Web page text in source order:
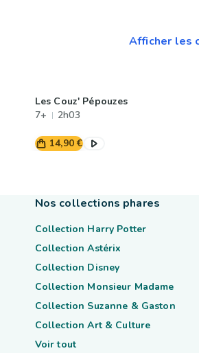
Afficher les
Les Couz' Pépouzes
7+
2h03
14,90 €
Nos collections phares
Collection Harry Potter
Collection Astérix
Collection Disney
Collection Monsieur Madame
Collection Suzanne & Gaston
Collection Art & Culture
Voir tout